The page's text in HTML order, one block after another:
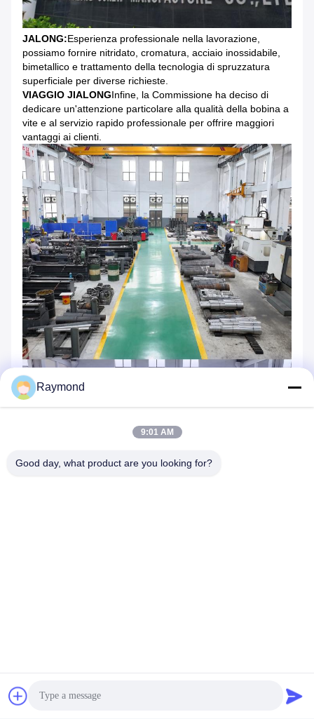
JALONG:Esperienza professionale nella lavorazione,
possiamo fornire nitridato, cromatura, acciaio inossidabile,
bimetallico e trattamento della tecnologia di spruzzatura
superficiale per diverse richieste.
VIAGGIO JIALONGInfine, la Commissione ha deciso di
dedicare un'attenzione particolare alla qualità della bobina a
vite e al servizio rapido professionale per offrire maggiori
vantaggi ai clienti.
Raymond
9:01 AM
Good day, what product are you looking for?